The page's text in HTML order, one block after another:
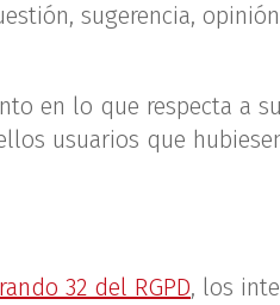
sugerencia,
en lo que respecta a
usuarios que
32 del RGPD, los